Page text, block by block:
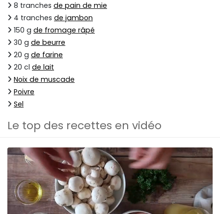
8 tranches de pain de mie
4 tranches de jambon
150 g de fromage râpé
30 g de beurre
20 g de farine
20 cl de lait
Noix de muscade
Poivre
Sel
Le top des recettes en vidéo